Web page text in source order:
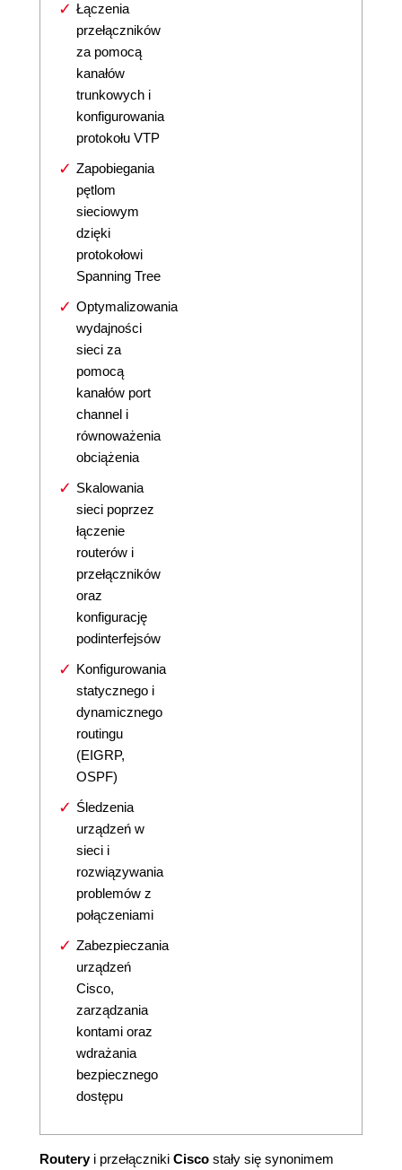
Łączenia
przełączników
za pomocą
kanałów
trunkowych i
konfigurowania
protokołu VTP
Zapobiegania
pętlom
sieciowym
dzięki
protokołowi
Spanning Tree
Optymalizowania
wydajności
sieci za
pomocą
kanałów port
channel i
równoważenia
obciążenia
Skalowania
sieci poprzez
łączenie
routerów i
przełączników
oraz
konfigurację
podinterfejsów
Konfigurowania
statycznego i
dynamicznego
routingu
(EIGRP,
OSPF)
Śledzenia
urządzeń w
sieci i
rozwiązywania
problemów z
połączeniami
Zabezpieczania
urządzeń
Cisco,
zarządzania
kontami oraz
wdrażania
bezpiecznego
dostępu
Routery i przełączniki Cisco stały się synonimem